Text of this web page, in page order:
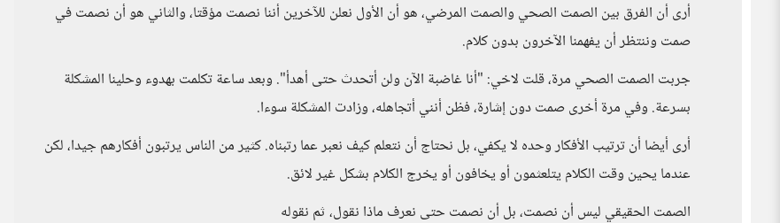
أرى أن الفرق بين الصمت الصحي والصمت المرضي، هو أن الأول نعلن للآخرين أننا نصمت مؤقتا، والثاني هو أن نصمت في
صمت وننتظر أن يفهمنا الآخرون بدون كلام.
جربت الصمت الصحي مرة، قلت لاخي: "أنا غاضبة الآن ولن أتحدث حتى أهدأ". وبعد ساعة تكلمت بهدوء وحلينا المشكلة
بسرعة. وفي مرة أخرى صمت دون إشارة، فظن أنني أتجاهله، وزادت المشكلة سوءا.
أرى أيضا أن ترتيب الأفكار وحده لا يكفي، بل نحتاج أن نتعلم كيف نعبر عما رتبناه. كثير من الناس يرتبون أفكارهم جيدا، لكن
عندما يحين وقت الكلام يتلعثمون أو يخافون أو يخرج الكلام بشكل غير لائق.
الصمت الحقيقي ليس أن نصمت، بل أن نصمت حتى نعرف ماذا نقول، ثم نقوله